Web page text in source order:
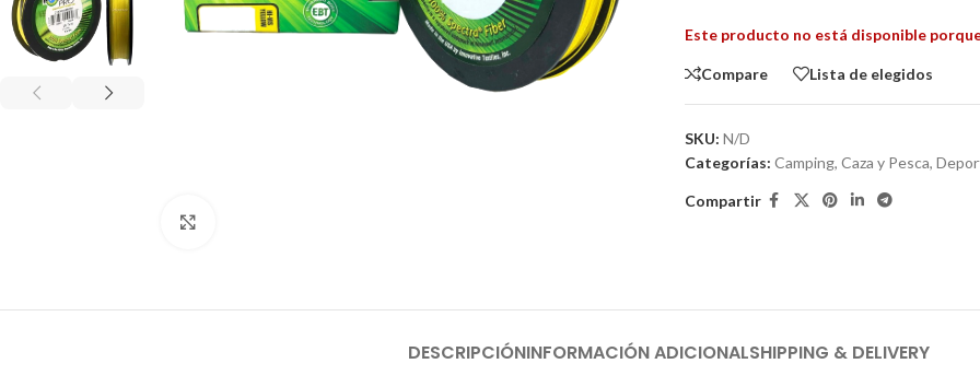
Este producto no está disponible
Compare Lista de elegidos
SKU: N/D
Categorías: Camping, Caza y Pesca,
Compartir
DESCRIPCIÓNINFORMACIÓN ADICIONALSHIPPING & DELIVERY